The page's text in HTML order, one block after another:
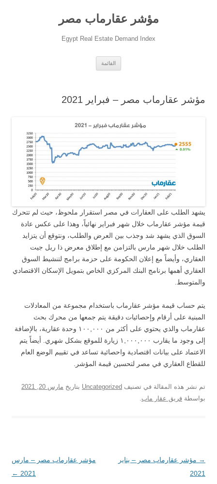
مؤشر عقارماب مصر
Egypt Real Estate Demand Index
القائمة
مؤشر عقارماب مصر – فبراير 2021
يشهد الطلب على العقارات في مصر استقرار ملحوظ، حيث لم تتحرك
قيمة مؤشر عقارماب خلال شهر فبراير نهائياً، وهذا على عكس عادة
السوق الذي يشهد شد وجذب بين العرض والطلب، ونتوقع أن يتزايد
الطلب خلال شهر مارس بالتزامن مع إطلاق معرض ذا ريل جيت
العقاري، وأيضاً مع إعلان الحكومة على حزمة برامج لتنشيط السوق
العقاري أهمها برنامج البنك المركزي الخاص بتمويل الإسكان الاقتصادي
والمتوسط.
يتم حساب قيمة مؤشر عقارماب باستخدام مجموعة من المعادلات
المبنية على أرقام وإحصائيات دقيقة يتم جمعها من محرك بحث
عقارماب والذي يحتوي على أكثر من ١٠٠,٠٠٠ وحدة عقارية، بالإضافة
إلى وجود ما يقارب ١,٠٠٠,٠٠٠ زيارة للموقع بشكل شهري. أيضاً يتم
الاعتماد على بيانات اقتصادية واحصائية تساعد في تقييم الوضع العام
للقطاع العقاري في مصر لتحسين قيمة المؤشر.
تم نشر هذه المقالة في تصنيف Uncategorized بتاريخ مارس 20, 2021
بواسطة فريق عقار ماب
تصفّح
المقالات
→ مؤشر عقارماب مصر – يناير
2021
مؤشر عقارماب مصر – مارس
2021
←